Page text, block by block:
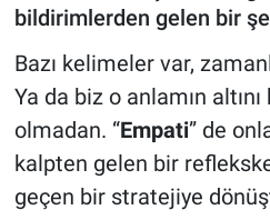
bildirimlerden gelen bir
Bazı kelimeler var,
Ya da biz o anlamın
olmadan. “Empati” de
kalpten gelen bir
geçen bir stratejiye